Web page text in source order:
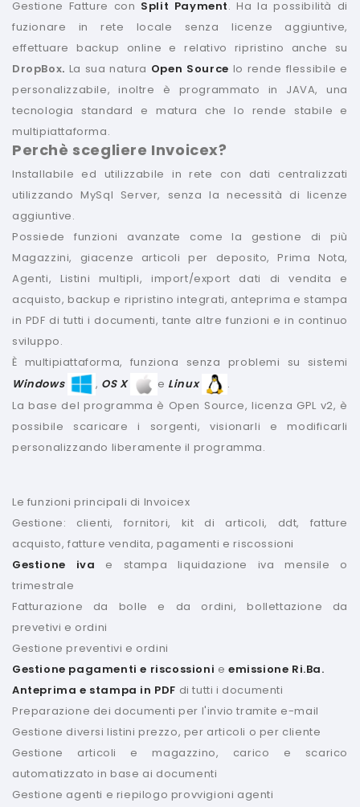
Gestione Fatture con Split Payment. Ha la possibilità di
fuzionare in rete locale senza licenze aggiuntive,
effettuare backup online e relativo ripristino anche su
DropBox. La sua natura Open Source lo rende flessibile e
personalizzabile, inoltre è programmato in JAVA, una
tecnologia standard e matura che lo rende stabile e
multipiattaforma.
Perchè scegliere Invoicex?
Installabile ed utilizzabile in rete con dati centralizzati
utilizzando MySql Server, senza la necessità di licenze
aggiuntive.
Possiede funzioni avanzate come la gestione di più
Magazzini, giacenze articoli per deposito, Prima Nota,
Agenti, Listini multipli, import/export dati di vendita e
acquisto, backup e ripristino integrati, anteprima e stampa
in PDF di tutti i documenti, tante altre funzioni e in continuo
sviluppo.
È multipiattaforma, funziona senza problemi su sistemi
Windows
, OS X e Linux
.
La base del programma è Open Source, licenza GPL v2, è
possibile scaricare i sorgenti, visionarli e modificarli
personalizzando liberamente il programma.
Le funzioni principali di Invoicex
Gestione: clienti, fornitori, kit di articoli, ddt, fatture
acquisto, fatture vendita, pagamenti e riscossioni
Gestione iva e stampa liquidazione iva mensile o
trimestrale
Fatturazione da bolle e da ordini, bollettazione da
prevetivi e ordini
Gestione preventivi e ordini
Gestione pagamenti e riscossioni eemissione Ri.Ba.
Anteprima e stampa in PDF di tutti i documenti
Preparazione dei documenti per l'invio tramite e-mail
Gestione diversi listini prezzo, per articoli o per cliente
Gestione articoli e magazzino, carico e scarico
automatizzato in base ai documenti
Gestione agenti e riepilogo provvigioni agenti